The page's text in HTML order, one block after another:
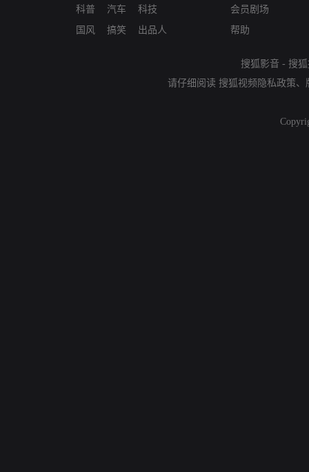
科普
国风
汽车
搞笑
科技
出品人
会员剧场
帮助
搜狐影音 - 搜
请仔细阅读 搜狐视频隐私政策、